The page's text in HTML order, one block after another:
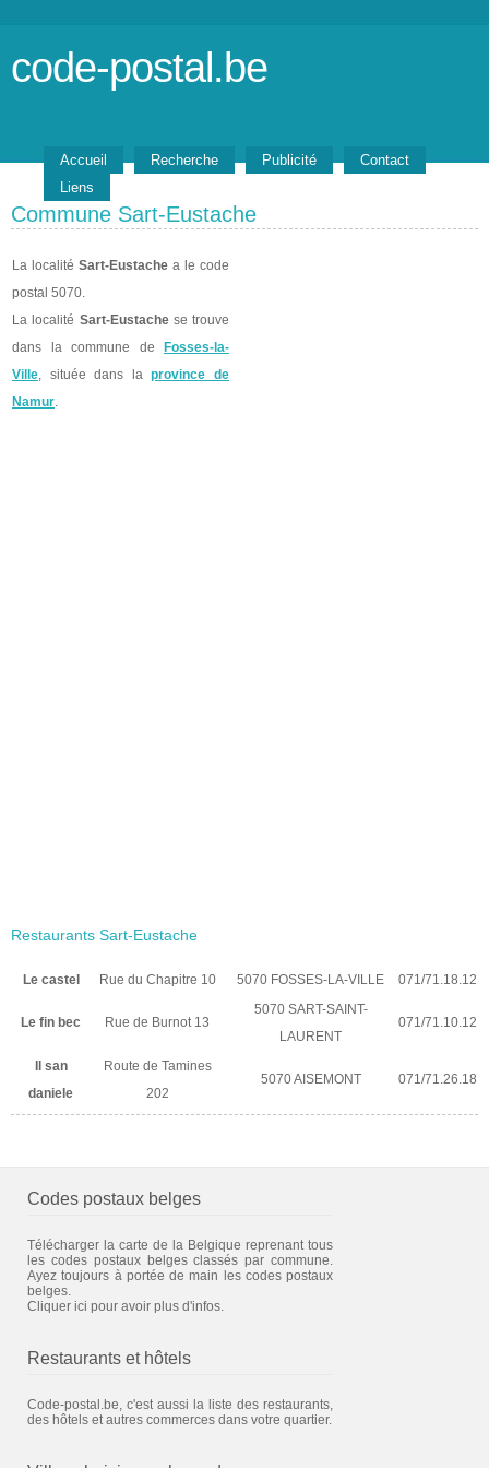
code-postal.be
Accueil Recherche Publicité
Contact
Liens
Commune Sart-Eustache
La localité Sart-Eustache a le code
postal 5070.
La localité Sart-Eustachese trouve
dans la commune de
Fosses-la-
Ville, située dans laprovince de
Namur.
Restaurants Sart-Eustache
Le castel Rue du Chapitre 10 5070 FOSSES-LA-VILLE 071/71.18.12
Le fin bec Rue de Burnot 13
5070 SART-SAINT-
LAURENT
071/71.10.12
Il san
daniele
Route de Tamines
202
5070 AISEMONT 071/71.26.18
Codes postaux belges
Télécharger la carte de la Belgique reprenant tous
les codes postaux belges classés par commune.
Ayez toujours à portée de main les codes postaux
belges.
Cliquer ici pour avoir plus d'infos.
Restaurants et hôtels
Code-postal.be, c'est aussi la liste des restaurants,
des hôtels et autres commerces dans votre quartier.